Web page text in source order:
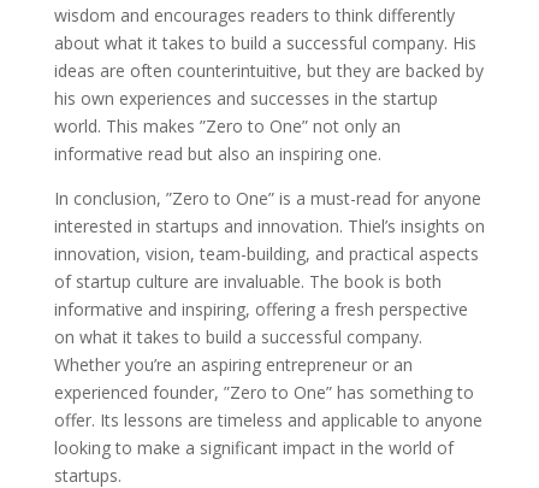
wisdom and encourages readers to think differently
about what it takes to build a successful company. His
ideas are often counterintuitive, but they are backed by
his own experiences and successes in the startup
world. This makes ”Zero to One” not only an
informative read but also an inspiring one.
In conclusion, ”Zero to One” is a must-read for anyone
interested in startups and innovation. Thiel’s insights on
innovation, vision, team-building, and practical aspects
of startup culture are invaluable. The book is both
informative and inspiring, offering a fresh perspective
on what it takes to build a successful company.
Whether you’re an aspiring entrepreneur or an
experienced founder, ”Zero to One” has something to
offer. Its lessons are timeless and applicable to anyone
looking to make a significant impact in the world of
startups.